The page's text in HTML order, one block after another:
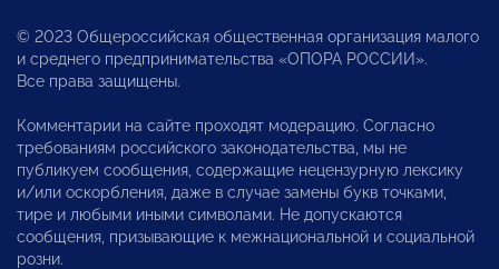
© 2023 Общероссийская общественная организация малого
и среднего предпринимательства «ОПОРА РОССИИ».
Все права защищены.
Комментарии на сайте проходят модерацию. Согласно
требованиям российского законодательства, мы не
публикуем сообщения, содержащие нецензурную лексику
и/или оскорбления, даже в случае замены букв точками,
тире и любыми иными символами. Не допускаются
сообщения, призывающие к межнациональной и социальной
розни.